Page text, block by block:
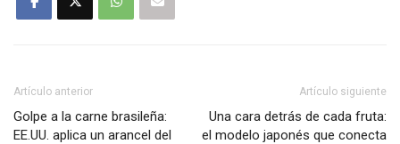
Artículo anterior
Golpe a la carne brasileña:
EE.UU. aplica un arancel del
Artículo siguiente
Una cara detrás de cada fruta:
el modelo japonés que conecta